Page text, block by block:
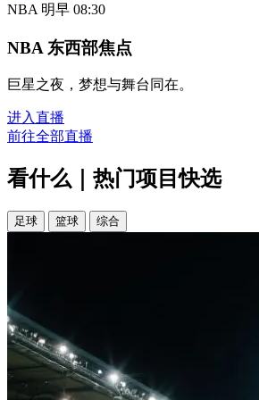
NBA 明早 08:30
NBA 东西部焦点
巨星之夜，梦想与舞台同在。
进入直播
前往全部直播
看什么｜热门项目快选
足球 篮球 综合